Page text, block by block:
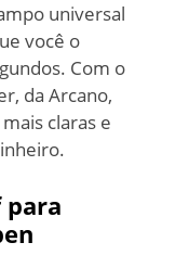
universal
você o
Com o
da Arcano,
claras e